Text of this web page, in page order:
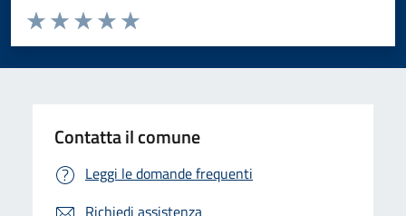
Domanda
Valuta da 1 a 5 stelle la pagina
Valuta 5 stelle su 5
Valuta 4 stelle su 5
Valuta 3 stelle su 5
Valuta 2 stelle su 5
Valuta 1 stelle su 5
Contatta il comune
Leggi le domande frequenti